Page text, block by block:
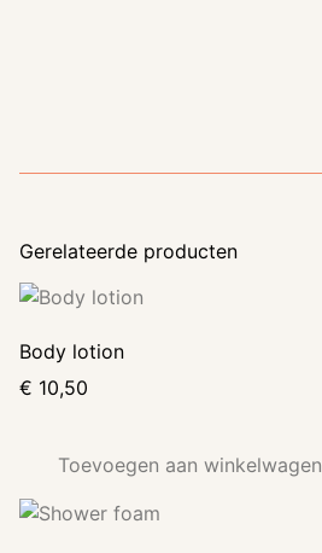
Gerelateerde producten
Body lotion
€ 10,50
Toevoegen aan winkelwagen